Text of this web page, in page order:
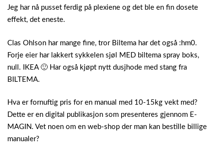
Jeg har nå pusset ferdig på plexiene og det ble en fin dosete
effekt, det eneste.
Clas Ohlson har mange fine, tror Biltema har det også :hm0.
Forje eier har lakkert sykkelen sjøl MED biltema spray boks,
null. IKEA 🙂 Har også kjøpt nytt dusjhode med stang fra
BILTEMA.
Hva er fornuftig pris for en manual med 10-15kg vekt med?
Dette er en digital publikasjon som presenteres gjennom E-
MAGIN. Vet noen om en web-shop der man kan bestille billige
manualer?